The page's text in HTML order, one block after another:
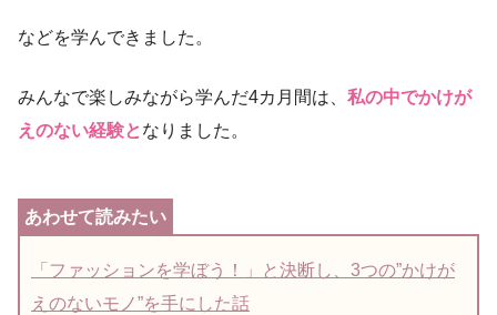
などを学んできました。
みんなで楽しみながら学んだ4カ月間は、 私の中でかけが
えのない経験となりました。
「ファッションを学ぼう！」と決断し、3つの”かけが
えのないモノ”を手にした話